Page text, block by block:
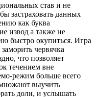
став и не
застраховать данных
как буква
извод а также не
быстро окупиться. Игра
червячка
что позволяет
течением вне
режим больше всего
выучить
доли, и услышать